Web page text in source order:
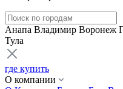
Анапа Владимир Воронеж
Тула
где купить
О компании